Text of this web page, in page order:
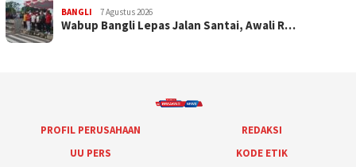
BANGLI 7 Agustus 2026
Wabup Bangli Lepas Jalan Santai, Awali R…
PROFIL PERUSAHAAN
REDAKSI
UU PERS
KODE ETIK